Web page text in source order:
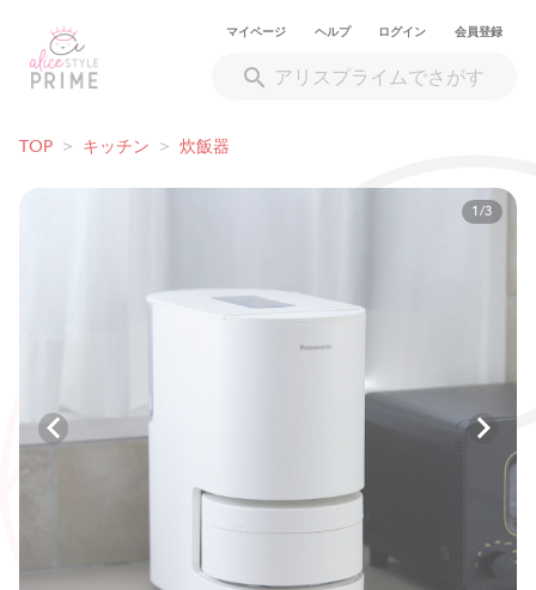
マイページ ヘルプ ログイン 会員登録
TOP > キッチン > 炊飯器
1/3